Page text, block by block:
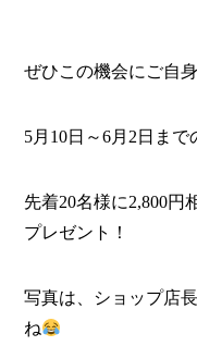
ぜひこの機会にご自
5月10日～6月2日まで
先着20名様に2,800円
プレゼント！
写真は、ショップ店
ね